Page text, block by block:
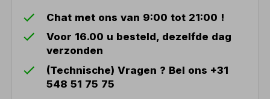
Chat met ons van 9:00 tot 21:00 !
Voor 16.00 u besteld, dezelfde dag
verzonden
(Technische) Vragen ? Bel ons +31
548 51 75 75